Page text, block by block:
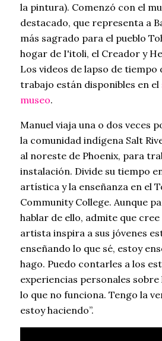
la pintura). Comenzó con el
destacado, que representa a
más sagrado para el pueblo
hogar de I'itoli, el Creador y
Los videos de lapso de tiempo
trabajo están disponibles en el
museo.
Manuel viaja una o dos veces
la comunidad indígena Salt
al noreste de Phoenix, para
instalación. Divide su tiempo
artística y la enseñanza en el
Community College. Aunque
hablar de ello, admite que
artista inspira a sus jóvenes
enseñando lo que sé, estoy
hago. Puedo contarles a los
experiencias personales
lo que no funciona. Tengo la
estoy haciendo”.